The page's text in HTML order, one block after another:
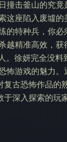
撞击釜山的究
这座陷入废墟
的特种兵，你
精准高效，
徐妍完全没料
怖游戏的魅力
古恐怖作品的
深入探索的玩